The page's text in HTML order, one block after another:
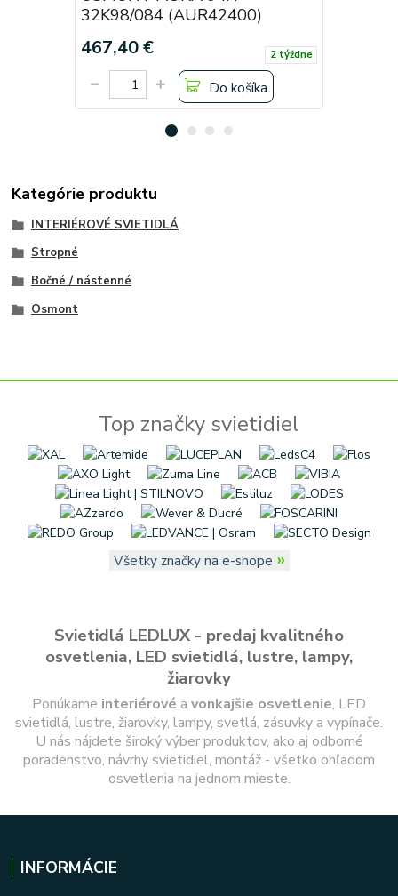
32K98/084 (AUR42400)
467,40 € 2 týždne
Do košíka
Kategórie produktu
INTERIÉROVÉ SVIETIDLÁ
Stropné
Bočné / nástenné
Osmont
Top značky svietidiel
Všetky značky na e-shope »
Svietidlá LEDLUX - predaj kvalitného
osvetlenia, LED svietidlá, lustre, lampy,
žiarovky
Ponúkame interiérové a vonkajšie osvetlenie, LED
svietidlá, lustre, žiarovky, lampy, svetlá, zásuvky a vypínače.
U nás nájdete široký výber produktov, ako aj odborné
poradenstvo, návrhy svietidiel, montáž - všetko ohľadom
osvetlenia na jednom mieste.
INFORMÁCIE